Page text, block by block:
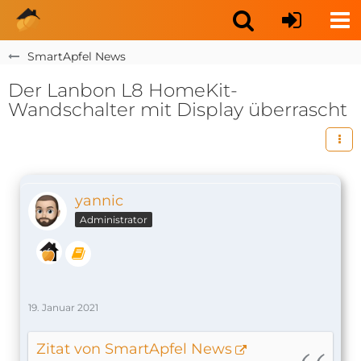
SmartApfel News
Der Lanbon L8 HomeKit-
Wandschalter mit Display überrascht
yannic
Administrator
19. Januar 2021
Zitat von SmartApfel News